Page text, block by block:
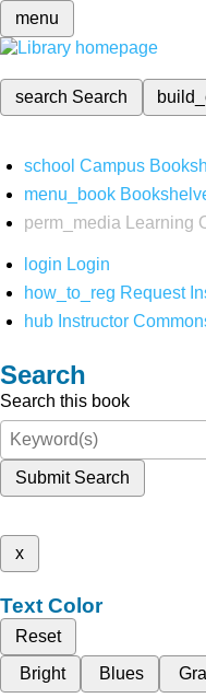
menu
search Search
school Campus
menu_book
perm_media
Learning
login Login
how_to_reg Request
hub Instructor
Search
Search this book
Submit Search
x
Text Color
Reset
Bright
Blues